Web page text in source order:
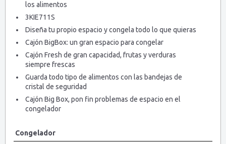
los alimentos
3KIE711S
Diseña tu propio espacio y congela todo lo que quieras
Cajón BigBox: un gran espacio para congelar
Cajón Fresh de gran capacidad, frutas y verduras
siempre frescas
Guarda todo tipo de alimentos con las bandejas de
cristal de seguridad
Cajón Big Box, pon fin problemas de espacio en el
congelador
Congelador